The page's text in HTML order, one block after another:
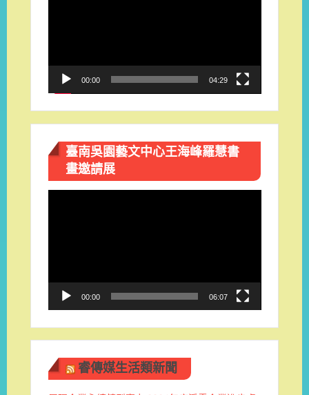
00:00 04:29
臺南吳園藝文中心王海峰羅慧書
畫邀請展
00:00 06:07
睿傳媒生活類新聞